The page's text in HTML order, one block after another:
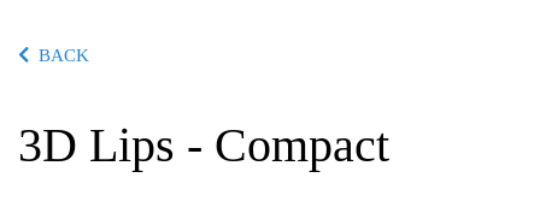
BACK
3D Lips - Compact